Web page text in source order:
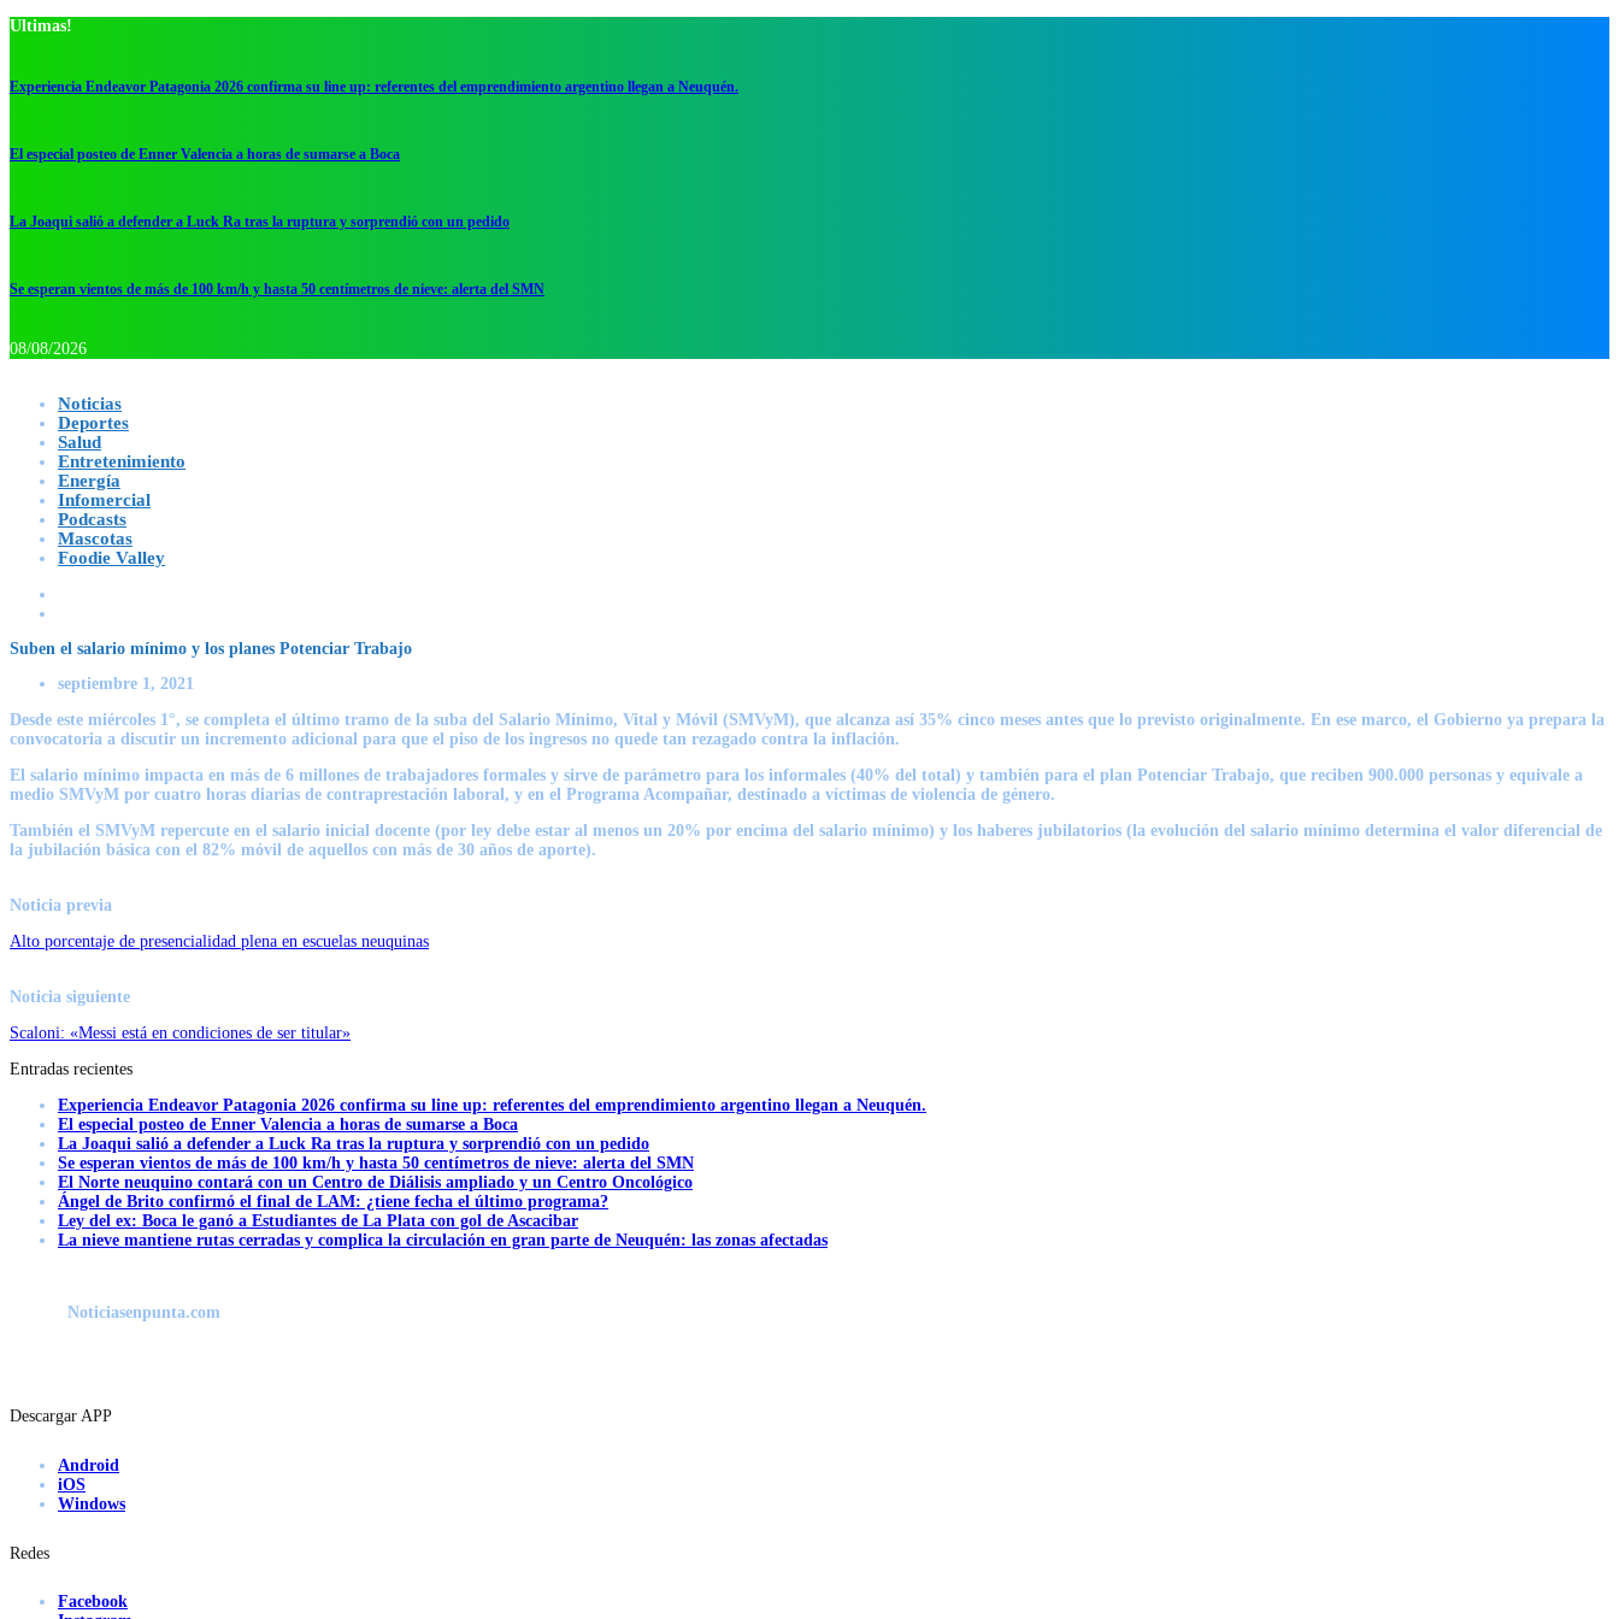
Ultimas!
Experiencia Endeavor Patagonia 2026 confirma su line up: referentes del emprendimiento argentino llegan a Neuquén.
El especial posteo de Enner Valencia a horas de sumarse a Boca
La Joaqui salió a defender a Luck Ra tras la ruptura y sorprendió con un pedido
Se esperan vientos de más de 100 km/h y hasta 50 centímetros de nieve: alerta del SMN
08/08/2026
Noticias
Deportes
Salud
Entretenimiento
Energía
Infomercial
Podcasts
Mascotas
Foodie Valley
Suben el salario mínimo y los planes Potenciar Trabajo
septiembre 1, 2021
Desde este miércoles 1°, se completa el último tramo de la suba del Salario Mínimo, Vital y Móvil (SMVyM), que alcanza así 35% cinco meses antes que lo previsto originalmente. En ese marco, el Gobierno ya prepara la
convocatoria a discutir un incremento adicional para que el piso de los ingresos no quede tan rezagado contra la inflación.
El salario mínimo impacta en más de 6 millones de trabajadores formales y sirve de parámetro para los informales (40% del total) y también para el plan Potenciar Trabajo, que reciben 900.000 personas y equivale a
medio SMVyM por cuatro horas diarias de contraprestación laboral, y en el Programa Acompañar, destinado a víctimas de violencia de género.
También el SMVyM repercute en el salario inicial docente (por ley debe estar al menos un 20% por encima del salario mínimo) y los haberes jubilatorios (la evolución del salario mínimo determina el valor diferencial de
la jubilación básica con el 82% móvil de aquellos con más de 30 años de aporte).
Noticia previa
Alto porcentaje de presencialidad plena en escuelas neuquinas
Noticia siguiente
Scaloni: «Messi está en condiciones de ser titular»
Entradas recientes
Experiencia Endeavor Patagonia 2026 confirma su line up: referentes del emprendimiento argentino llegan a Neuquén.
El especial posteo de Enner Valencia a horas de sumarse a Boca
La Joaqui salió a defender a Luck Ra tras la ruptura y sorprendió con un pedido
Se esperan vientos de más de 100 km/h y hasta 50 centímetros de nieve: alerta del SMN
El Norte neuquino contará con un Centro de Diálisis ampliado y un Centro Oncológico
Ángel de Brito confirmó el final de LAM: ¿tiene fecha el último programa?
Ley del ex: Boca le ganó a Estudiantes de La Plata con gol de Ascacibar
La nieve mantiene rutas cerradas y complica la circulación en gran parte de Neuquén: las zonas afectadas
Noticiasenpunta.com
Descargar APP
Android
iOS
Windows
Redes
Facebook